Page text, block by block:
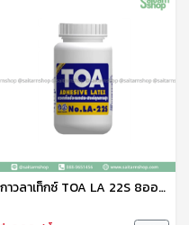
กาวลาเท็กซ์ TOA LA 22S 8ออนซ์ ฮาร์ดแวร์